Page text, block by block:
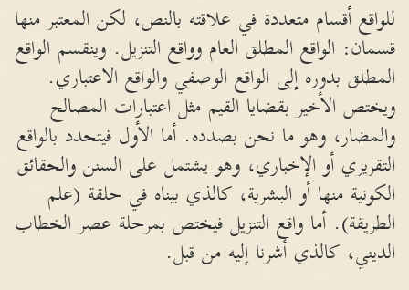
للواقع أقسام متعددة في علاقته بالنص، لكن المعتبر منها
قسمان: الواقع المطلق العام وواقع التنزيل. وينقسم الواقع
المطلق بدوره إلى الواقع الوصفي والواقع الاعتباري.
ويختص الأخير بقضايا القيم مثل اعتبارات المصالح
والمضار، وهو ما نحن بصدده. أما الأول فيتحدد بالواقع
التقريري أو الإخباري، وهو يشتمل على السنن والحقائق
الكونية منها أو البشرية، كالذي بيناه في حلقة (علم
الطريقة). أما واقع التنزيل فيختص بمرحلة عصر الخطاب
الديني، كالذي أشرنا إليه من قبل.